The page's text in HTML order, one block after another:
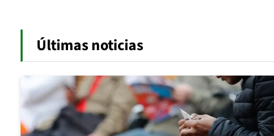
Últimas noticias